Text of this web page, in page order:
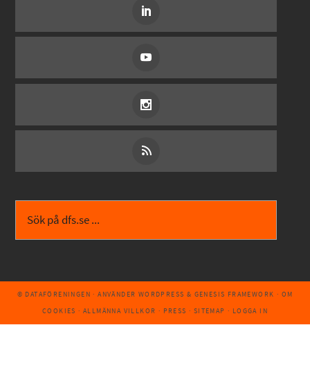
© DATAFÖRENINGEN · ANVÄNDER WORDPRESS & GENESIS FRAMEWORK · OM
COOKIES · ALLMÄNNA VILLKOR · PRESS · SITEMAP · LOGGA IN